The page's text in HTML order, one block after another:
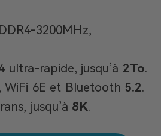
3200MHz,
ultra-rapide, jusqu’à 2To.
WiFi 6E et Bluetooth 5.2.
jusqu’à 8K.